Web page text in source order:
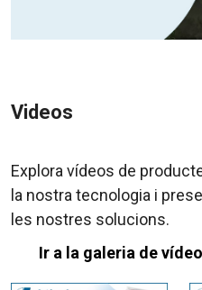
Videos
Explora vídeos de
la nostra tecnologia i
les nostres solucions.
Ir a la galeria de vídeo